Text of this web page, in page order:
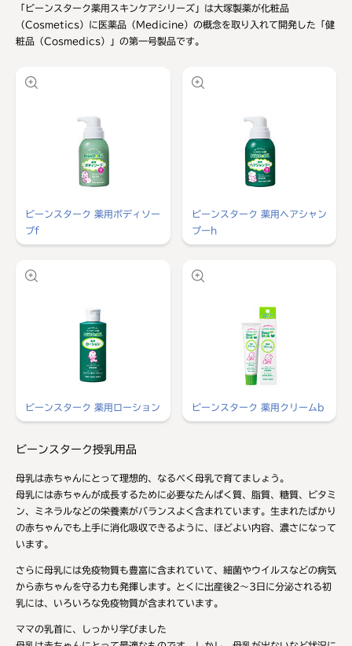
「ビーンスターク薬用スキンケアシリーズ」は大塚製薬が化粧品
（Cosmetics）に医薬品（Medicine）の概念を取り入れて開発した「健
粧品（Cosmedics）」の第一号製品です。
ビーンスターク 薬用ボディソー
プf
ビーンスターク 薬用ヘアシャン
プーh
ビーンスターク 薬用ローション ビーンスターク 薬用クリームb
ビーンスターク授乳用品
母乳は赤ちゃんにとって理想的、なるべく母乳で育てましょう。
母乳には赤ちゃんが成長するために必要なたんぱく質、脂質、糖質、ビタミ
ン、ミネラルなどの栄養素がバランスよく含まれています。生まれたばかり
の赤ちゃんでも上手に消化吸収できるように、ほどよい内容、濃さになって
います。
さらに母乳には免疫物質も豊富に含まれていて、細菌やウイルスなどの病気
から赤ちゃんを守る力も発揮します。とくに出産後2～3日に分泌される初
乳には、いろいろな免疫物質が含まれています。
ママの乳首に、しっかり学びました